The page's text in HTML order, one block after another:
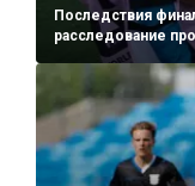
Последствия
расследование